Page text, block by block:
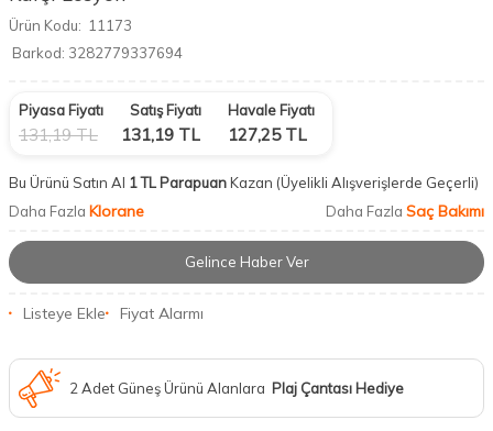
Ürün Kodu: 11173
Barkod: 3282779337694
Piyasa Fiyatı
131,19TL
Satış Fiyatı
131,19 TL
Havale Fiyatı
127,25TL
Bu Ürünü Satın Al 1 TL ParapuanKazan (Üyelikli Alışverişlerde Geçerli)
Daha Fazla Klorane Daha Fazla Saç Bakımı
Gelince Haber Ver
Listeye Ekle Fiyat Alarmı
2 Adet Güneş Ürünü Alanlara Plaj Çantası Hediye